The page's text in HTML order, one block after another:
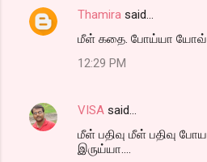
Thamira said…
மீள் கதை. போய்யா யோவ்..
12:29 PM
VISA said…
மீள் பதிவு மீள் பதிவு
இருய்யா....